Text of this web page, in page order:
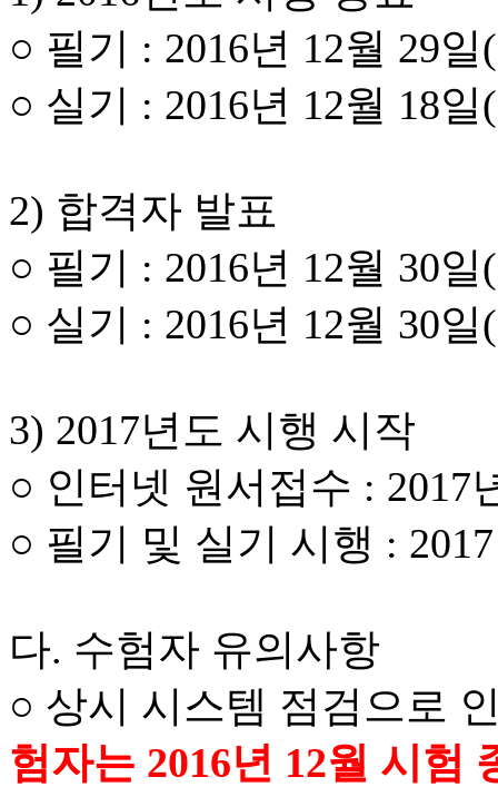
○ 필기 : 2016년 12월 29일
○ 실기 : 2016년 12월 18일
2) 합격자 발표
○ 필기 : 2016년 12월 30일
○ 실기 : 2016년 12월 30일
3) 2017년도 시행 시작
○ 인터넷 원서접수 : 2017
○ 필기 및 실기 시행 :
다. 수험자 유의사항
○ 상시 시스템 점검으로
험자는 2016년 12월 시험